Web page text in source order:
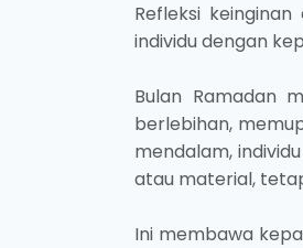
Refleksi
individu dengan
Bulan Ramadan
berlebihan,
mendalam,
atau material,
Ini membawa